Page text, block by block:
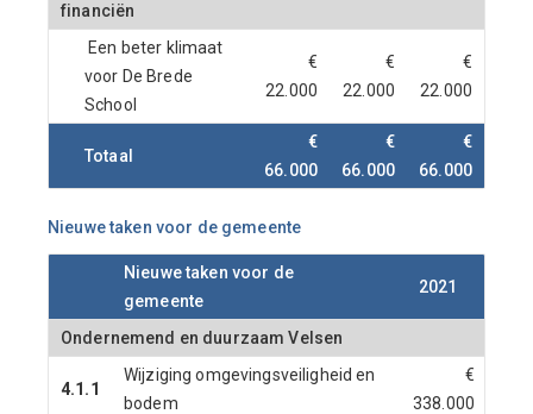
financiën
Een beter klimaat
voor De Brede
School
€
22.000
€
22.000
€
22.000
Totaal
€
66.000
€
66.000
€
66.000
Nieuwe taken voor de gemeente
Nieuwe taken voor de
gemeente
2021
Ondernemend en duurzaam Velsen
4.1.1
Wijziging omgevingsveiligheid en
bodem
€
338.000